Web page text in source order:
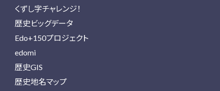
くずし字チャレンジ！
歴史ビッグデータ
Edo+150プロジェクト
edomi
歴史GIS
歴史地名マップ